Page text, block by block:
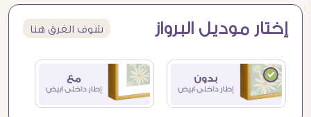
إختار موديل البرواز شوف الفرق هنا